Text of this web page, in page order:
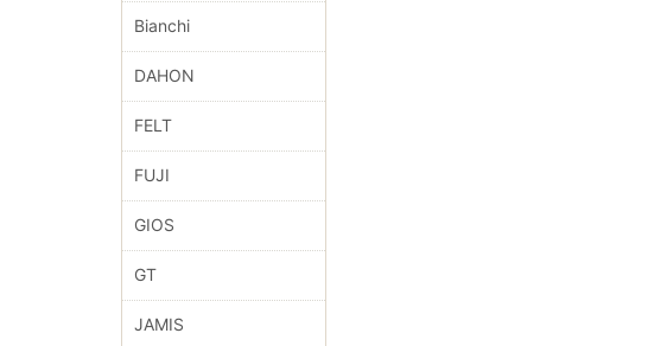
Bianchi
DAHON
FELT
FUJI
GIOS
GT
JAMIS